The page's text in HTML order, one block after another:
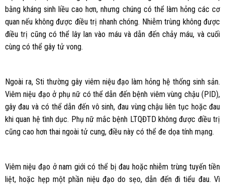
bằng kháng sinh liều cao hơn, nhưng chúng có thể làm hỏng các cơ
quan nếu không được điều trị nhanh chóng. Nhiễm trùng không được
điều trị cũng có thể lây lan vào máu và dẫn đến chảy máu, và cuối
cùng có thể gây tử vong.
Ngoài ra, Sti thường gây viêm niệu đạo làm hỏng hệ thống sinh sản.
Viêm niệu đạo ở phụ nữ có thể dẫn đến bệnh viêm vùng chậu (PID),
gây đau và có thể dẫn đến vô sinh, đau vùng chậu liên tục hoặc đau
khi quan hệ tình dục. Phụ nữ mắc bệnh LTQĐTD không được điều trị
cũng cao hơn thai ngoài tử cung, điều này có thể đe dọa tính mạng.
Viêm niệu đạo ở nam giới có thể bị đau hoặc nhiễm trùng tuyến tiền
liệt, hoặc hẹp một phần niệu đạo do sẹo, dẫn đến đi tiểu đau. Vì